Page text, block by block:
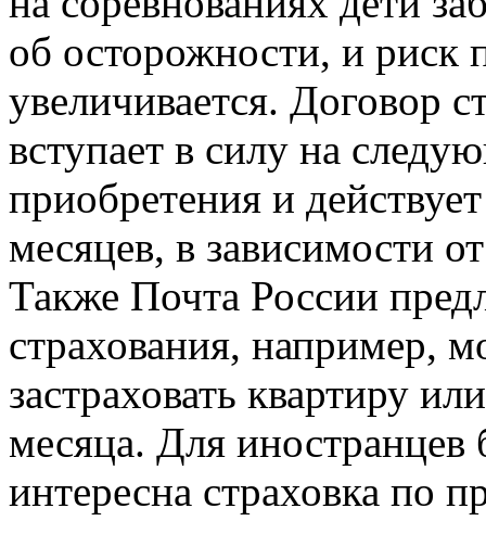
об осторожности, и риск
увеличивается. Договор
вступает в силу на
приобретения и
месяцев, в зависимости
Также Почта России
страхования, например,
застраховать квартиру
месяца. Для иностранцев
интересна страховка по